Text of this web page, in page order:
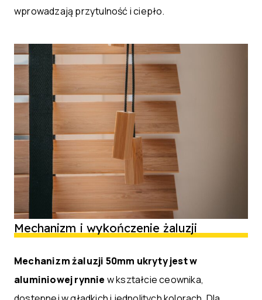
wprowadzają przytulność i ciepło.
Mechanizm i wykończenie żaluzji
Mechanizm żaluzji 50mm ukryty jest w
aluminiowej rynnie w kształcie ceownika,